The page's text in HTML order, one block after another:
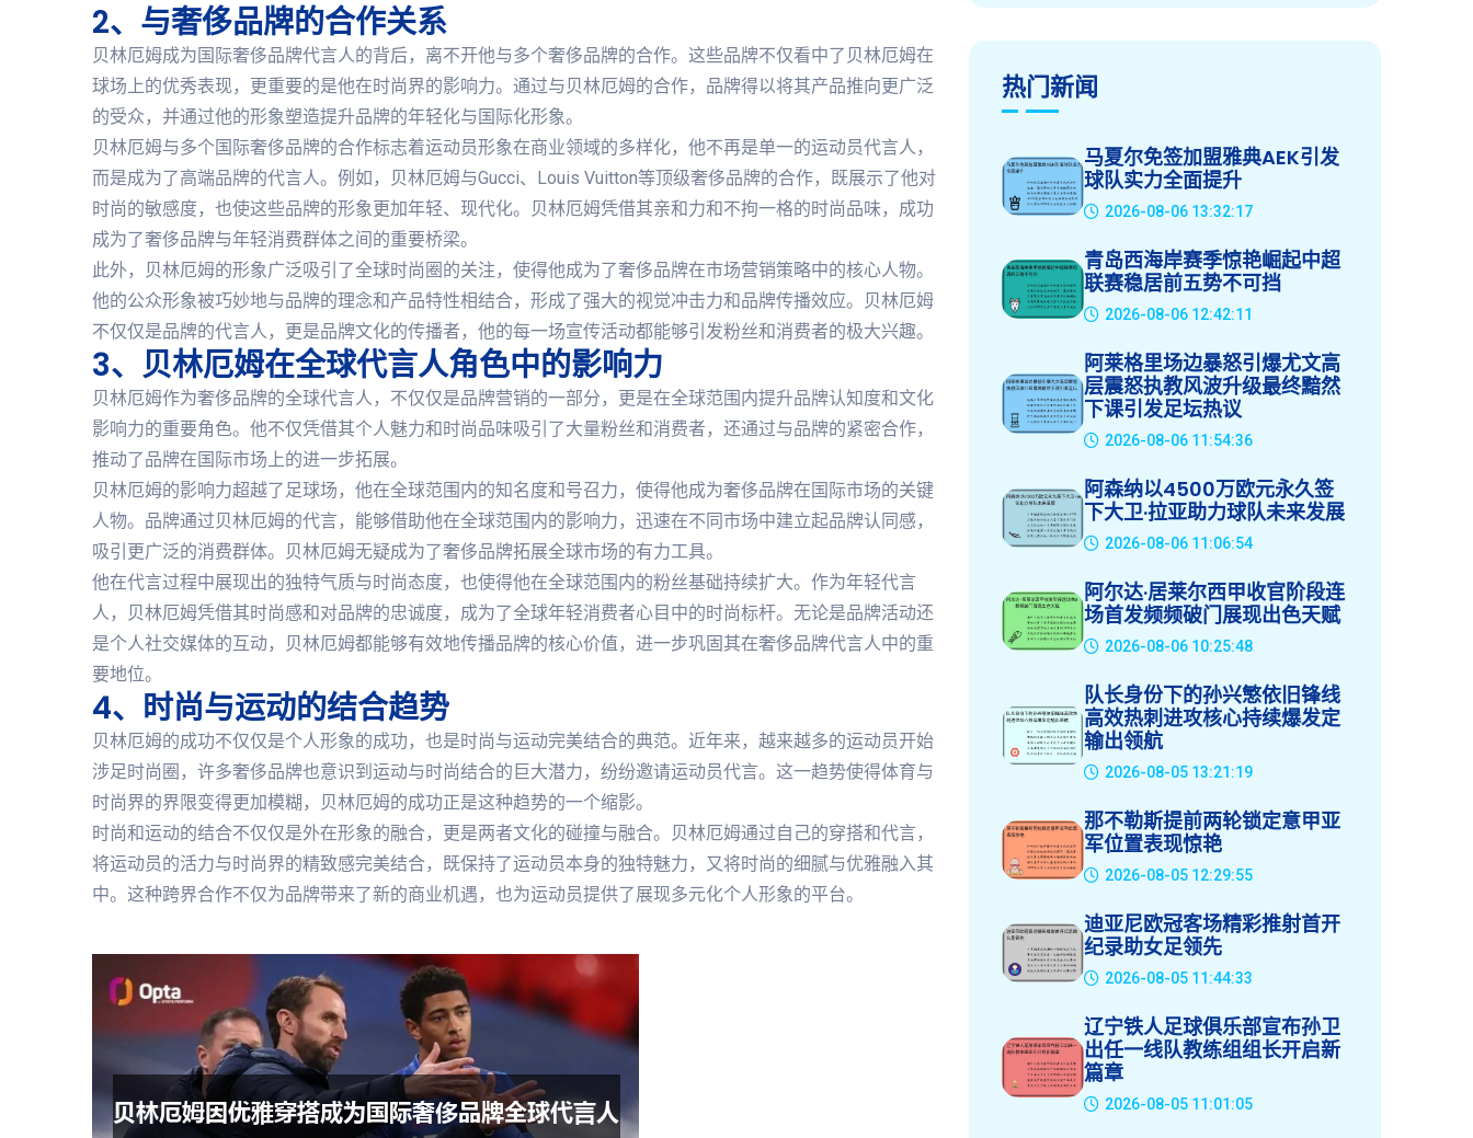
2、与奢侈品牌的合作关系
贝林厄姆成为国际奢侈品牌代言人的背后，离不开他与多个奢侈品牌的合作。这些品牌不仅看中了贝林厄姆在
球场上的优秀表现，更重要的是他在时尚界的影响力。通过与贝林厄姆的合作，品牌得以将其产品推向更广泛
的受众，并通过他的形象塑造提升品牌的年轻化与国际化形象。
贝林厄姆与多个国际奢侈品牌的合作标志着运动员形象在商业领域的多样化，他不再是单一的运动员代言人，
而是成为了高端品牌的代言人。例如，贝林厄姆与Gucci、Louis Vuitton等顶级奢侈品牌的合作，既展示了他对
时尚的敏感度，也使这些品牌的形象更加年轻、现代化。贝林厄姆凭借其亲和力和不拘一格的时尚品味，成功
成为了奢侈品牌与年轻消费群体之间的重要桥梁。
此外，贝林厄姆的形象广泛吸引了全球时尚圈的关注，使得他成为了奢侈品牌在市场营销策略中的核心人物。
他的公众形象被巧妙地与品牌的理念和产品特性相结合，形成了强大的视觉冲击力和品牌传播效应。贝林厄姆
不仅仅是品牌的代言人，更是品牌文化的传播者，他的每一场宣传活动都能够引发粉丝和消费者的极大兴趣。
3、贝林厄姆在全球代言人角色中的影响力
贝林厄姆作为奢侈品牌的全球代言人，不仅仅是品牌营销的一部分，更是在全球范围内提升品牌认知度和文化
影响力的重要角色。他不仅凭借其个人魅力和时尚品味吸引了大量粉丝和消费者，还通过与品牌的紧密合作，
推动了品牌在国际市场上的进一步拓展。
贝林厄姆的影响力超越了足球场，他在全球范围内的知名度和号召力，使得他成为奢侈品牌在国际市场的关键
人物。品牌通过贝林厄姆的代言，能够借助他在全球范围内的影响力，迅速在不同市场中建立起品牌认同感，
吸引更广泛的消费群体。贝林厄姆无疑成为了奢侈品牌拓展全球市场的有力工具。
他在代言过程中展现出的独特气质与时尚态度，也使得他在全球范围内的粉丝基础持续扩大。作为年轻代言
人，贝林厄姆凭借其时尚感和对品牌的忠诚度，成为了全球年轻消费者心目中的时尚标杆。无论是品牌活动还
是个人社交媒体的互动，贝林厄姆都能够有效地传播品牌的核心价值，进一步巩固其在奢侈品牌代言人中的重
要地位。
4、时尚与运动的结合趋势
贝林厄姆的成功不仅仅是个人形象的成功，也是时尚与运动完美结合的典范。近年来，越来越多的运动员开始
涉足时尚圈，许多奢侈品牌也意识到运动与时尚结合的巨大潜力，纷纷邀请运动员代言。这一趋势使得体育与
时尚界的界限变得更加模糊，贝林厄姆的成功正是这种趋势的一个缩影。
时尚和运动的结合不仅仅是外在形象的融合，更是两者文化的碰撞与融合。贝林厄姆通过自己的穿搭和代言，
将运动员的活力与时尚界的精致感完美结合，既保持了运动员本身的独特魅力，又将时尚的细腻与优雅融入其
中。这种跨界合作不仅为品牌带来了新的商业机遇，也为运动员提供了展现多元化个人形象的平台。
热门新闻
马夏尔免签加盟雅典AEK引发
球队实力全面提升
2026-08-06 13:32:17
青岛西海岸赛季惊艳崛起中超
联赛稳居前五势不可挡
2026-08-06 12:42:11
阿莱格里场边暴怒引爆尤文高
层震怒执教风波升级最终黯然
下课引发足坛热议
2026-08-06 11:54:36
阿森纳以4500万欧元永久签
下大卫·拉亚助力球队未来发展
2026-08-06 11:06:54
阿尔达·居莱尔西甲收官阶段连
场首发频频破门展现出色天赋
2026-08-06 10:25:48
队长身份下的孙兴慜依旧锋线
高效热刺进攻核心持续爆发定
输出领航
2026-08-05 13:21:19
那不勒斯提前两轮锁定意甲亚
军位置表现惊艳
2026-08-05 12:29:55
迪亚尼欧冠客场精彩推射首开
纪录助女足领先
2026-08-05 11:44:33
辽宁铁人足球俱乐部宣布孙卫
出任一线队教练组组长开启新
篇章
2026-08-05 11:01:05